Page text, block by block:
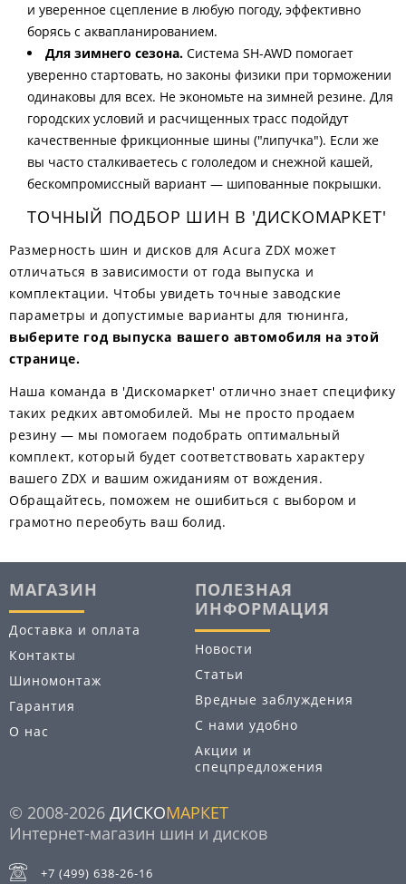
и уверенное сцепление в любую погоду, эффективно
борясь с аквапланированием.
Для зимнего сезона. Система SH-AWD помогает
уверенно стартовать, но законы физики при торможении
одинаковы для всех. Не экономьте на зимней резине. Для
городских условий и расчищенных трасс подойдут
качественные фрикционные шины ("липучка"). Если же
вы часто сталкиваетесь с гололедом и снежной кашей,
бескомпромиссный вариант — шипованные покрышки.
ТОЧНЫЙ ПОДБОР ШИН В 'ДИСКОМАРКЕТ'
Размерность шин и дисков для Acura ZDX может
отличаться в зависимости от года выпуска и
комплектации. Чтобы увидеть точные заводские
параметры и допустимые варианты для тюнинга,
выберите год выпуска вашего автомобиля на этой
странице.
Наша команда в 'Дискомаркет' отлично знает специфику
таких редких автомобилей. Мы не просто продаем
резину — мы помогаем подобрать оптимальный
комплект, который будет соответствовать характеру
вашего ZDX и вашим ожиданиям от вождения.
Обращайтесь, поможем не ошибиться с выбором и
грамотно переобуть ваш болид.
МАГАЗИН
Доставка и оплата
Контакты
Шиномонтаж
Гарантия
О нас
ПОЛЕЗНАЯ
ИНФОРМАЦИЯ
Новости
Статьи
Вредные заблуждения
С нами удобно
Акции и
спецпредложения
© 2008-2026 ДИСКОМАРКЕТ
Интернет-магазин шин и дисков
+7 (499) 638-26-16